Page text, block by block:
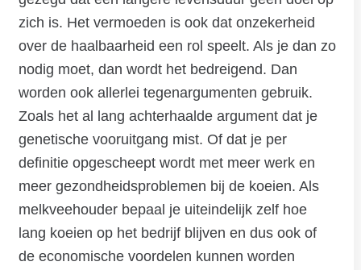
zich is. Het vermoeden is ook dat onzekerheid
over de haalbaarheid een rol speelt. Als je dan zo
nodig moet, dan wordt het bedreigend. Dan
worden ook allerlei tegenargumenten gebruik.
Zoals het al lang achterhaalde argument dat je
genetische vooruitgang mist. Of dat je per
definitie opgescheept wordt met meer werk en
meer gezondheidsproblemen bij de koeien. Als
melkveehouder bepaal je uiteindelijk zelf hoe
lang koeien op het bedrijf blijven en dus ook of
de economische voordelen kunnen worden